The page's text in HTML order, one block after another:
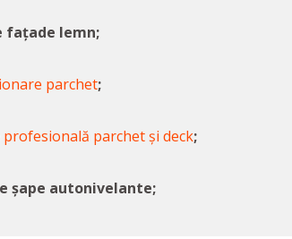
fațade lemn;
parchet;
parchet și deck;
șape autonivelante;